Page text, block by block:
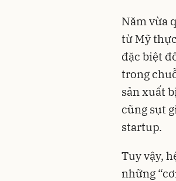
Năm vừa
từ Mỹ
đặc biệt
trong
sản xuất
cũng sụt
startup.
Tuy vậy,
những